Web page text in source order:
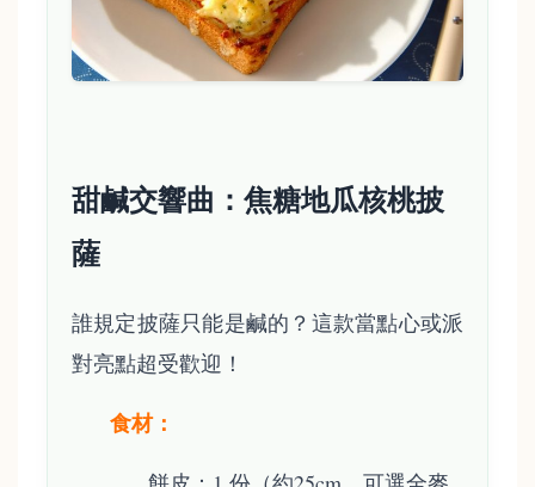
甜鹹交響曲：焦糖地瓜核桃披
薩
誰規定披薩只能是鹹的？這款當點心或派
對亮點超受歡迎！
食材：